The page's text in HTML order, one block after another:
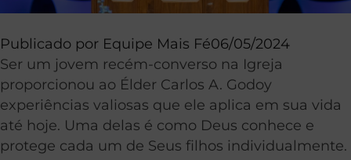
Publicado por Equipe Mais Fé06/05/2024
Ser um jovem recém-converso na Igreja
proporcionou ao Élder Carlos A. Godoy
experiências valiosas que ele aplica em sua vida
até hoje. Uma delas é como Deus conhece e
protege cada um de Seus filhos individualmente.